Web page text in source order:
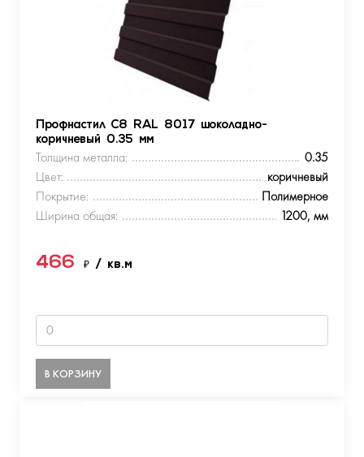
Профнастил С8 RAL 8017 шоколадно-
коричневый 0.35 мм
Толщина металла:
0.35
Цвет:
коричневый
Покрытие:
Полимерное
Ширина общая:
1200, мм
466 ₽ / кв.м
В КОРЗИНУ